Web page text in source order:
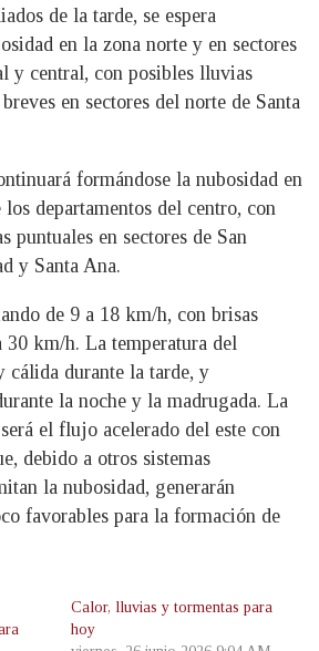
de la tarde, se espera
en la zona norte y en sectores
y central, con posibles lluvias
en sectores del norte de Santa
formándose la nubosidad en
los departamentos del centro, con
puntuales en sectores de San
y Santa Ana.
de 9 a 18 km/h, con brisas
30 km/h. La temperatura del
cálida durante la tarde, y
la noche y la madrugada. La
el flujo acelerado del este con
debido a otros sistemas
la nubosidad, generarán
favorables para la formación de
Calor, lluvias y tormentas para
hoy